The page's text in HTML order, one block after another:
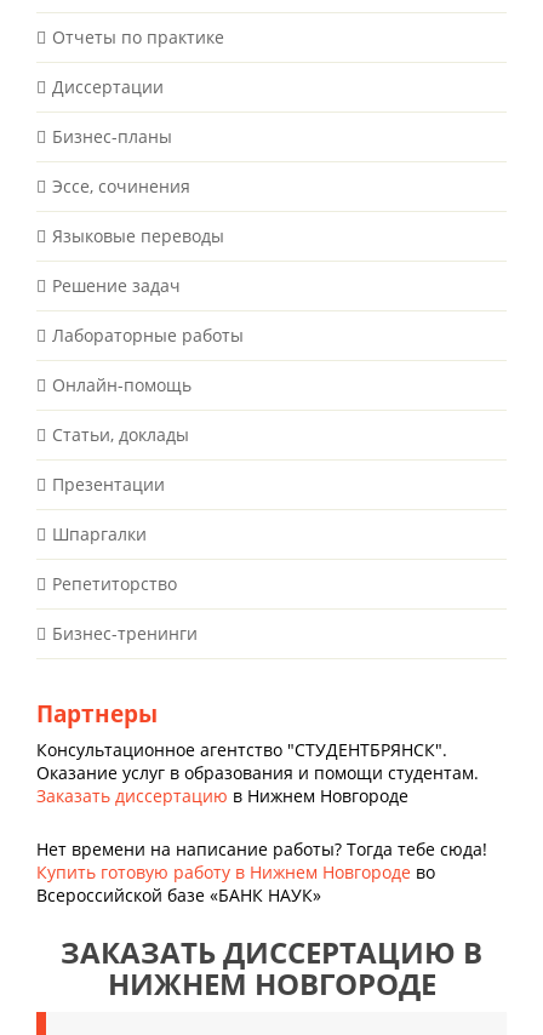
Отчеты по практике
Диссертации
Бизнес-планы
Эссе, сочинения
Языковые переводы
Решение задач
Лабораторные работы
Онлайн-помощь
Статьи, доклады
Презентации
Шпаргалки
Репетиторство
Бизнес-тренинги
Партнеры
Консультационное агентство "СТУДЕНТБРЯНСК".
Оказание услуг в образования и помощи студентам.
Заказать диссертацию в Нижнем Новгороде
Нет времени на написание работы? Тогда тебе сюда!
Купить готовую работу в Нижнем Новгороде во
Всероссийской базе «БАНК НАУК»
ЗАКАЗАТЬ ДИССЕРТАЦИЮ В
НИЖНЕМ НОВГОРОДЕ